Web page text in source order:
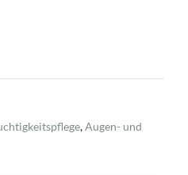
,Augen- und